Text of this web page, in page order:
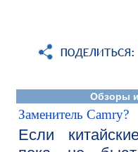
Обзоры
Заменитель Camry?
Если